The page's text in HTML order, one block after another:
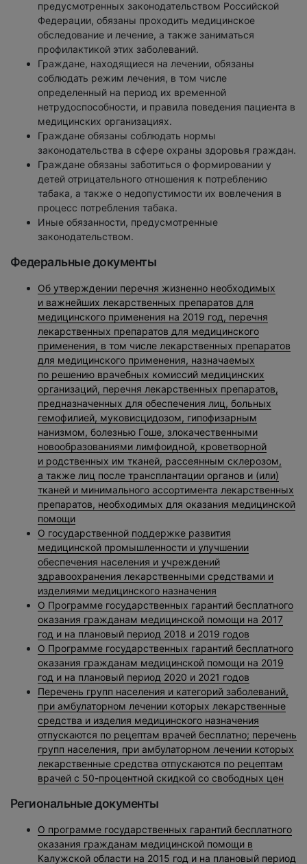
предусмотренных законодательством Российской
Федерации, обязаны проходить медицинское
обследование и лечение, а также заниматься
профилактикой этих заболеваний.
Граждане, находящиеся на лечении, обязаны
соблюдать режим лечения, в том числе
определенный на период их временной
нетрудоспособности, и правила поведения пациента в
медицинских организациях.
Граждане обязаны соблюдать нормы
законодательства в сфере охраны здоровья граждан.
Граждане обязаны заботиться о формировании у
детей отрицательного отношения к потреблению
табака, а также о недопустимости их вовлечения в
процесс потребления табака.
Иные обязанности, предусмотренные
законодательством.
Федеральные документы
Об утверждении перечня жизненно необходимых
и важнейших лекарственных препаратов для
медицинского применения на 2019 год, перечня
лекарственных препаратов для медицинского
применения, в том числе лекарственных препаратов
для медицинского применения, назначаемых
по решению врачебных комиссий медицинских
организаций, перечня лекарственных препаратов,
предназначенных для обеспечения лиц, больных
гемофилией, муковисцидозом, гипофизарным
нанизмом, болезнью Гоше, злокачественными
новообразованиями лимфоидной, кроветворной
и родственных им тканей, рассеянным склерозом,
а также лиц после трансплантации органов и (или)
тканей и минимального ассортимента лекарственных
препаратов, необходимых для оказания медицинской
помощи
О государственной поддержке развития
медицинской промышленности и улучшении
обеспечения населения и учреждений
здравоохранения лекарственными средствами и
изделиями медицинского назначения
О Программе государственных гарантий бесплатного
оказания гражданам медицинской помощи на 2017
год и на плановый период 2018 и 2019 годов
О Программе государственных гарантий бесплатного
оказания гражданам медицинской помощи на 2019
год и на плановый период 2020 и 2021 годов
Перечень групп населения и категорий заболеваний,
при амбулаторном лечении которых лекарственные
средства и изделия медицинского назначения
отпускаются по рецептам врачей бесплатно; перечень
групп населения, при амбулаторном лечении которых
лекарственные средства отпускаются по рецептам
врачей с 50-процентной скидкой со свободных цен
Региональные документы
О программе государственных гарантий бесплатного
оказания гражданам медицинской помощи в
Калужской области на 2015 год и на плановый период